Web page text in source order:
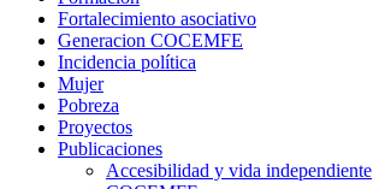
Fortalecimiento asociativo
Generacion COCEMFE
Incidencia política
Mujer
Pobreza
Proyectos
Publicaciones
Accesibilidad y vida independiente